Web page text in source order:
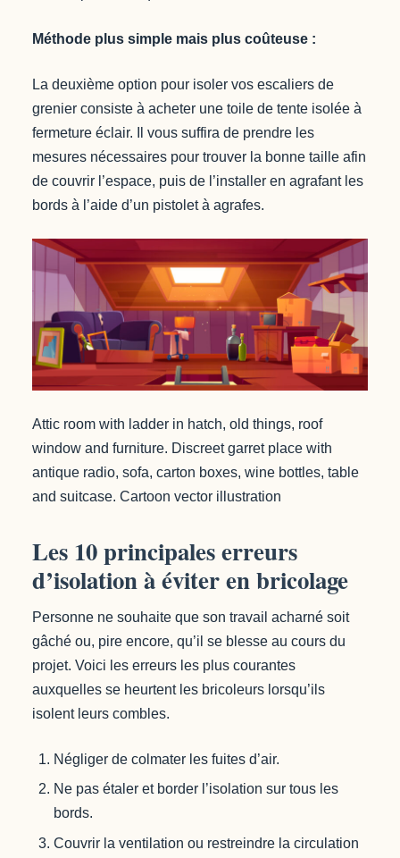
Méthode plus simple mais plus coûteuse :
La deuxième option pour isoler vos escaliers de
grenier consiste à acheter une toile de tente isolée à
fermeture éclair. Il vous suffira de prendre les
mesures nécessaires pour trouver la bonne taille afin
de couvrir l’espace, puis de l’installer en agrafant les
bords à l’aide d’un pistolet à agrafes.
Attic room with ladder in hatch, old things, roof
window and furniture. Discreet garret place with
antique radio, sofa, carton boxes, wine bottles, table
and suitcase. Cartoon vector illustration
Les 10 principales erreurs
d’isolation à éviter en bricolage
Personne ne souhaite que son travail acharné soit
gâché ou, pire encore, qu’il se blesse au cours du
projet. Voici les erreurs les plus courantes
auxquelles se heurtent les bricoleurs lorsqu’ils
isolent leurs combles.
Négliger de colmater les fuites d’air.
Ne pas étaler et border l’isolation sur tous les
bords.
Couvrir la ventilation ou restreindre la circulation